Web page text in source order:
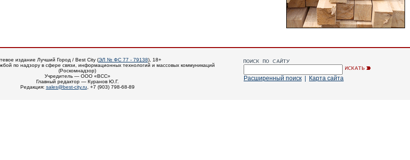
издание Лучший Город / Best City (ЭЛ № ФС 77 - 79138), 18+
по надзору в сфере связи, информационных технологий и массовых коммуникаций
(Роскомнадзор)
Учредитель — ООО «ВСС»
Главный редактор — Куранов Ю.Г.
Редакция: sales@best-city.ru , +7 (903) 798-68-89
Расширенный поиск Карта сайта